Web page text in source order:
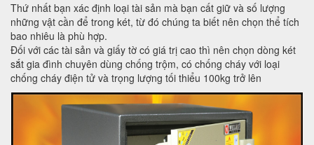
Thứ nhất bạn xác định loại tài sản mà bạn cất giữ và số lượng
những vật cần để trong két, từ đó chúng ta biết nên chọn thể tích
bao nhiêu là phù hợp.
Đối với các tài sản và giấy tờ có giá trị cao thì nên chọn dòng két
sắt gia đình chuyên dùng chống trộm, có chống cháy với loại
chống cháy điện tử và trọng lượng tối thiểu 100kg trở lên